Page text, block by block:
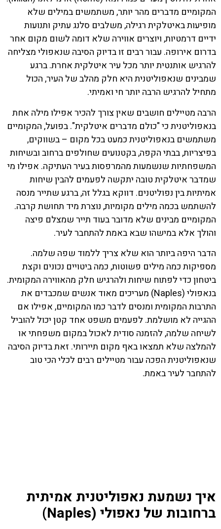
המקומיים מדברים מהר יותר, משתמשים במילים שלא
מופיעות באיטלקית רגילה, משלבים סלנג עתיק ותנועות
ידיים דרמטיות, ויוצרים אווירה שלא דומה לשום מקום אחר
בדרום אירופה. עבור רבים זו בדיוק הסיבה שנאפולי מצליחה
להרגיש אותנטית יותר מכל עיר איטלקית אחרת. ברגע
שמבינים שנאפוליטנית היא חלק מהלב של העיר, הכול
מתחיל להרגיש הרבה יותר חי ואמיתי.
הרבה מטיילים חושבים שאין צורך להכיר אפילו מילה אחת
בנאפוליטנית כי "כולם מדברים איטלקית". בפועל, המקומיים
משתמשים בנאפוליטנית כמעט בכל מקום – בשווקים,
בפיצריות, בבתי הקפה, בקטנועים שחולפים ברחוב ובשיחות
המשפחתיות שנשמעות מהמרפסות בעיר העתיקה. אפילו מי
שמדבר איטלקית טובה יתקשה לפעמים להבין שיחות
אמיתיות בין נפוליטנים. דווקא בגלל זה, ברגע שתייר מנסה
להשתמש בכמה מילים מקומיות, נוצרת מיד תחושת קרבה.
המקומיים מבינים שלא מדובר בעוד תייר שמצלם פיצה
והולך אלא במישהו שבא באמת להתחבר לעיר.
הדבר היפה ביותר הוא שלא צריך ללמוד שפה שלמה.
מספיקות כמה מילים פשוטות, כמה ביטויים נכונים וקצת
ביטחון כדי לפתוח שיחות ולהרגיש חלק מהאווירה המקומית.
בנאפולי (Naples) מעריכים מאוד אנשים שמכבדים את
התרבות המקומית ומנסים לדבר כמו המקומיים, אפילו אם
ההגייה לא מושלמת. לפעמים משפט אחד קטן יכול להוביל
לשיחה שלמה, להזמנה סודית לאכול במקום משפחתי או
להמלצה שלא תמצאו באף מקום תיירותי. זאת בדיוק הסיבה
שנאפוליטנית הפכה עבור מטיילים רבים לכלי הכי טוב
להתחבר לעיר באמת.
איך נשמעת נאפוליטנית אמיתית
ברחובות של נאפולי (Naples)